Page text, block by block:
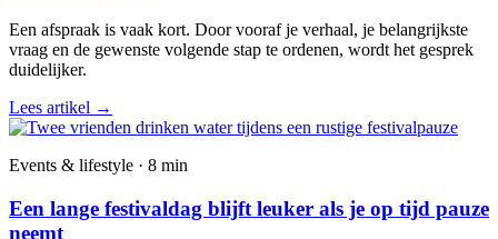
Een afspraak is vaak kort. Door vooraf je verhaal, je belangrijkste
vraag en de gewenste volgende stap te ordenen, wordt het gesprek
duidelijker.
Lees artikel →
Events & lifestyle · 8 min
Een lange festivaldag blijft leuker als je op tijd pauze
neemt